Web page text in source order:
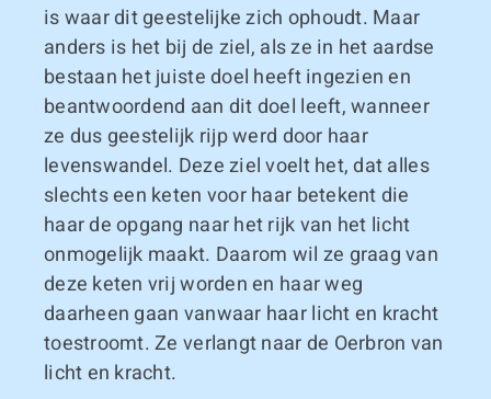
is waar dit geestelijke zich ophoudt. Maar
anders is het bij de ziel, als ze in het aardse
bestaan het juiste doel heeft ingezien en
beantwoordend aan dit doel leeft, wanneer
ze dus geestelijk rijp werd door haar
levenswandel. Deze ziel voelt het, dat alles
slechts een keten voor haar betekent die
haar de opgang naar het rijk van het licht
onmogelijk maakt. Daarom wil ze graag van
deze keten vrij worden en haar weg
daarheen gaan vanwaar haar licht en kracht
toestroomt. Ze verlangt naar de Oerbron van
licht en kracht.